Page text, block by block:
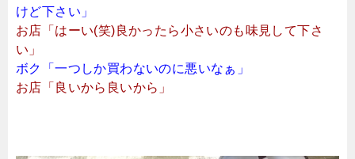
けど下さい」
お店「はーい(笑)良かったら小さいのも味見して下さ
い」
ボク「一つしか買わないのに悪いなぁ」
お店「良いから良いから」